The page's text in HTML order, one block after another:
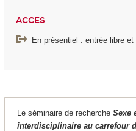
ACCES
En présentiel : entrée libre et
Le séminaire de recherche Sexe
interdisciplinaire au carrefour